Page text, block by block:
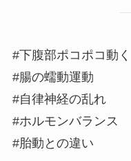
#下腹部ポコポコ動く
#腸の蠕動運動
#自律神経の乱れ
#ホルモンバランス
#胎動との違い